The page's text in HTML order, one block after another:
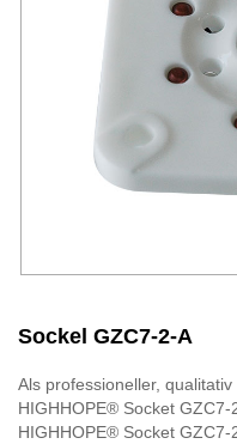
Sockel GZC7-2-A
Als professioneller,
HIGHHOPE® Socket
HIGHHOPE® Socket